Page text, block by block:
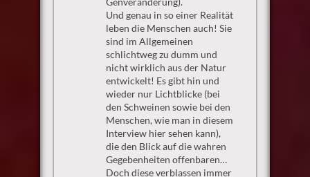
Und genau in so einer Realität
leben die Menschen auch! Sie
sind im Allgemeinen
schlichtweg zu dumm und
nicht wirklich aus der Natur
entwickelt! Es gibt hin und
wieder nur Lichtblicke (bei
den Schweinen sowie bei den
Menschen, wie man in diesem
Interview hier sehen kann),
die den Blick auf die wahren
Gegebenheiten offenbaren…
Doch diese verblassen immer